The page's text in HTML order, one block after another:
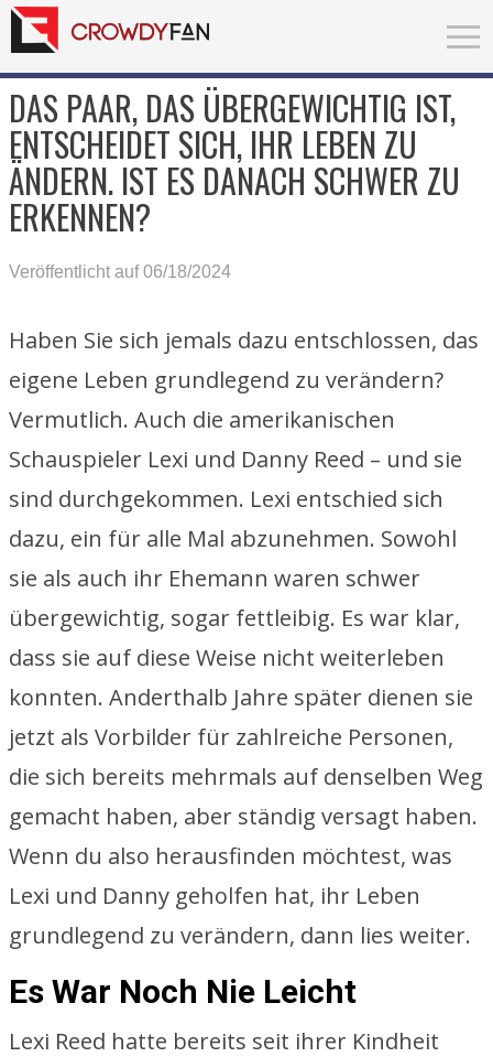
DAS PAAR, DAS ÜBERGEWICHTIG IST,
ENTSCHEIDET SICH, IHR LEBEN ZU
ÄNDERN. IST ES DANACH SCHWER ZU
ERKENNEN?
Veröffentlicht auf 06/18/2024
Haben Sie sich jemals dazu entschlossen, das
eigene Leben grundlegend zu verändern?
Vermutlich. Auch die amerikanischen
Schauspieler Lexi und Danny Reed – und sie
sind durchgekommen. Lexi entschied sich
dazu, ein für alle Mal abzunehmen. Sowohl
sie als auch ihr Ehemann waren schwer
übergewichtig, sogar fettleibig. Es war klar,
dass sie auf diese Weise nicht weiterleben
konnten. Anderthalb Jahre später dienen sie
jetzt als Vorbilder für zahlreiche Personen,
die sich bereits mehrmals auf denselben Weg
gemacht haben, aber ständig versagt haben.
Wenn du also herausfinden möchtest, was
Lexi und Danny geholfen hat, ihr Leben
grundlegend zu verändern, dann lies weiter.
Es War Noch Nie Leicht
Lexi Reed hatte bereits seit ihrer Kindheit